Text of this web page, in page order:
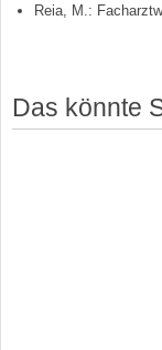
Reia, M.:
Das könnte